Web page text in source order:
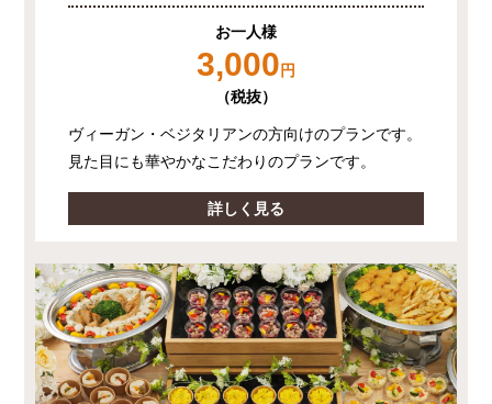
お一人様
3,000 円
（税抜）
ヴィーガン・ベジタリアンの方向けのプランです。
見た目にも華やかなこだわりのプランです。
詳しく見る